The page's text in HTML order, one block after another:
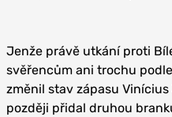
Jenže právě utkání proti
svěřencům ani trochu
změnil stav zápasu
později přidal druhou